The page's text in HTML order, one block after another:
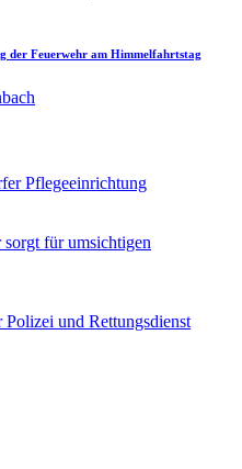
der Feuerwehr am Himmelfahrtstag
Pflegeeinrichtung
für umsichtigen
und Rettungsdienst